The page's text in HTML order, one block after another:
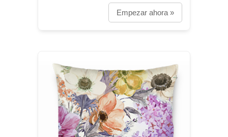
Empezar ahora »